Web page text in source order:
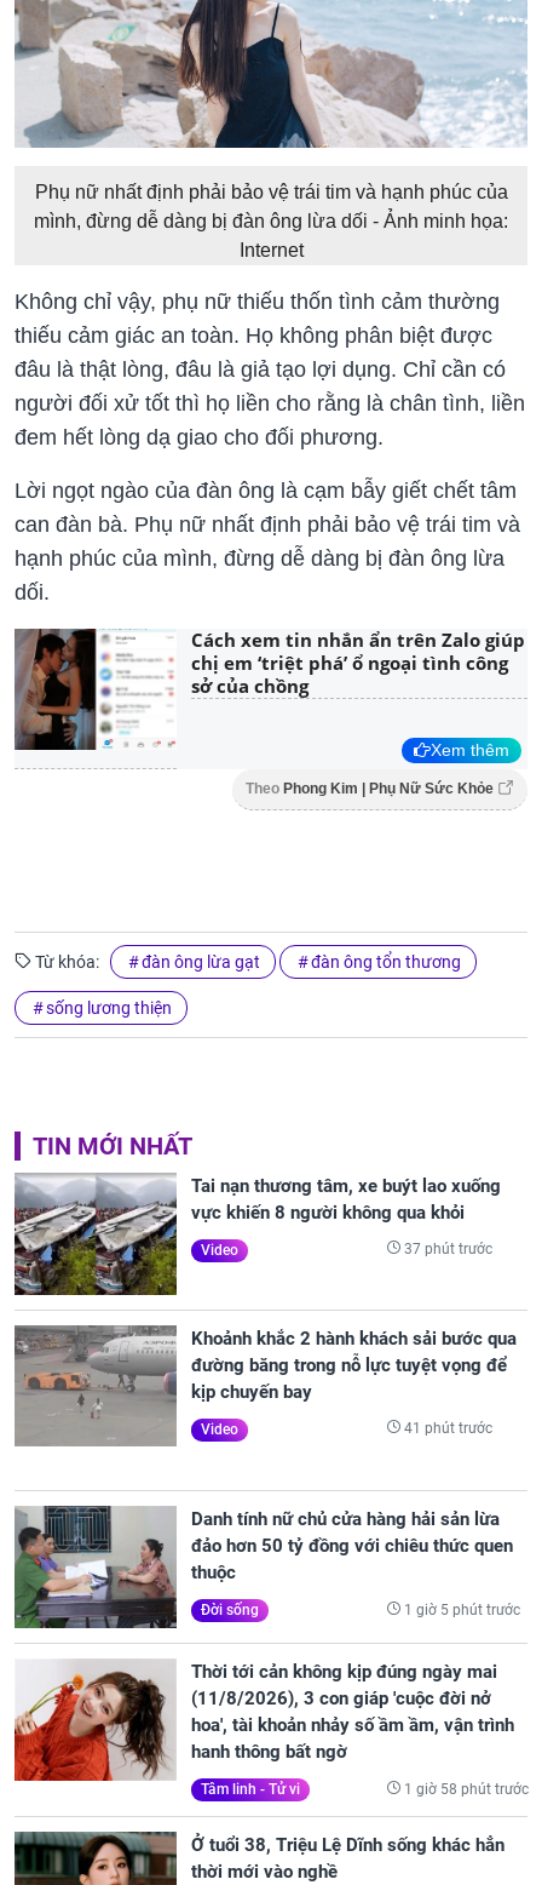
Phụ nữ nhất định phải bảo vệ trái tim và hạnh phúc của
mình, đừng dễ dàng bị đàn ông lừa dối - Ảnh minh họa:
Internet
Không chỉ vậy, phụ nữ thiếu thốn tình cảm thường
thiếu cảm giác an toàn. Họ không phân biệt được
đâu là thật lòng, đâu là giả tạo lợi dụng. Chỉ cần có
người đối xử tốt thì họ liền cho rằng là chân tình, liền
đem hết lòng dạ giao cho đối phương.
Lời ngọt ngào của đàn ông là cạm bẫy giết chết tâm
can đàn bà. Phụ nữ nhất định phải bảo vệ trái tim và
hạnh phúc của mình, đừng dễ dàng bị đàn ông lừa
dối.
Cách xem tin nhắn ẩn trên Zalo giúp
chị em ‘triệt phá’ ổ ngoại tình công
sở của chồng
Xem thêm
Theo Phong Kim | Phụ Nữ Sức Khỏe
Từ khóa: đàn ông lừa gạt đàn ông tổn thương
sống lương thiện
TIN MỚI NHẤT
Tai nạn thương tâm, xe buýt lao xuống
vực khiến 8 người không qua khỏi
Video 37 phút trước
Khoảnh khắc 2 hành khách sải bước qua
đường băng trong nỗ lực tuyệt vọng để
kịp chuyến bay
Video 41 phút trước
Danh tính nữ chủ cửa hàng hải sản lừa
đảo hơn 50 tỷ đồng với chiêu thức quen
thuộc
Đời sống 1 giờ 5 phút trước
Thời tới cản không kịp đúng ngày mai
(11/8/2026), 3 con giáp 'cuộc đời nở
hoa', tài khoản nhảy số ầm ầm, vận trình
hanh thông bất ngờ
Tâm linh - Tử vi 1 giờ 58 phút trước
Ở tuổi 38, Triệu Lệ Dĩnh sống khác hẳn
thời mới vào nghề